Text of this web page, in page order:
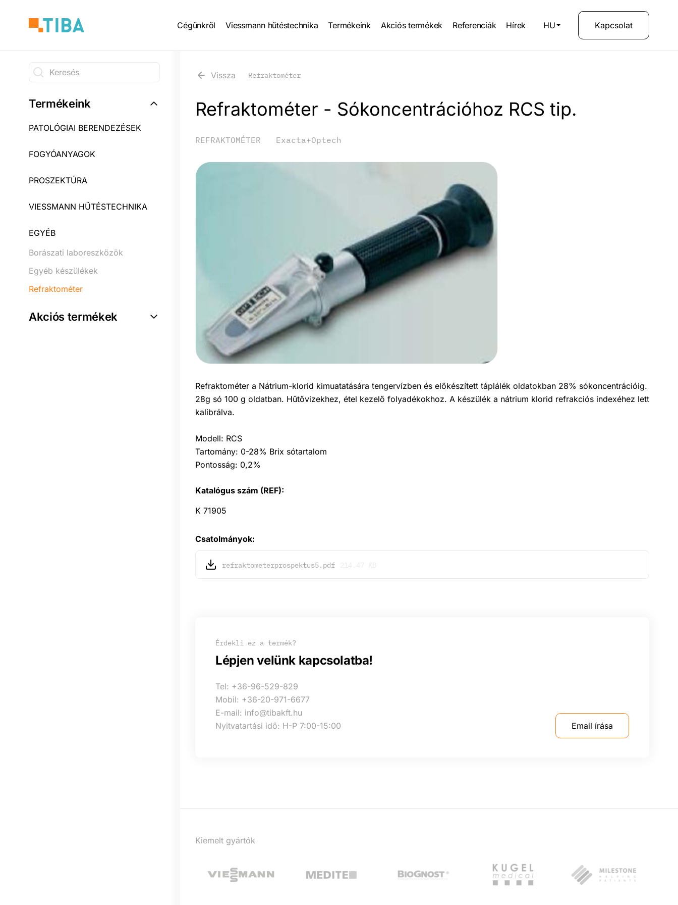
tartalomra
Kapcsolat
HU
Main
Cégünkről Viessmann hűtéstechnika Termékeink Akciós termékek Referenciák Hírek
Keresés
Keresés
Termékeink
PATOLÓGIAI BERENDEZÉSEK
FOGYÓANYAGOK
PROSZEKTÚRA
VIESSMANN HŰTÉSTECHNIKA
EGYÉB
Borászati laboreszközök
Egyéb készülékek
Refraktométer
Akciós termékek
Vissza Refraktométer
Refraktométer - Sókoncentrációhoz RCS tip.
REFRAKTOMÉTER Exacta+Optech
Refraktométer a Nátrium-klorid kimuatatására tengervízben és előkészített táplálék oldatokban 28% sókoncentrációig.
28g só 100 g oldatban. Hűtővizekhez, étel kezelő folyadékokhoz. A készülék a nátrium klorid refrakciós indexéhez lett
kalibrálva.
Modell: RCS
Tartomány: 0-28% Brix sótartalom
Pontosság: 0,2%
Katalógus szám (REF):
K 71905
Csatolmányok:
refraktometerprospektus5.pdf
Érdekli ez a termék?
Lépjen velünk kapcsolatba!
Tel: +36-96-529-829
Mobil: +36-20-971-6677
E-mail: info@tibakft.hu
Nyitvatartási idő: H-P 7:00-15:00
Email írása
Kiemelt gyártók